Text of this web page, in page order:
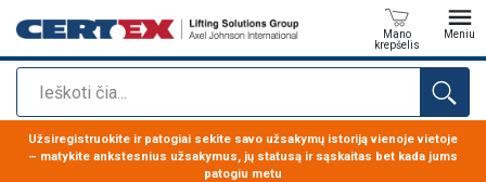
Paieška
Mano
krepšelis
Meniu
Produktas buvo pridėtas prie jūsų užklausos
Užsiregistruokite ir patogiai sekite savo užsakymų istoriją vienoje vietoje
– matykite ankstesnius užsakymus, jų statusą ir sąskaitas bet kada jums
patogiu metu